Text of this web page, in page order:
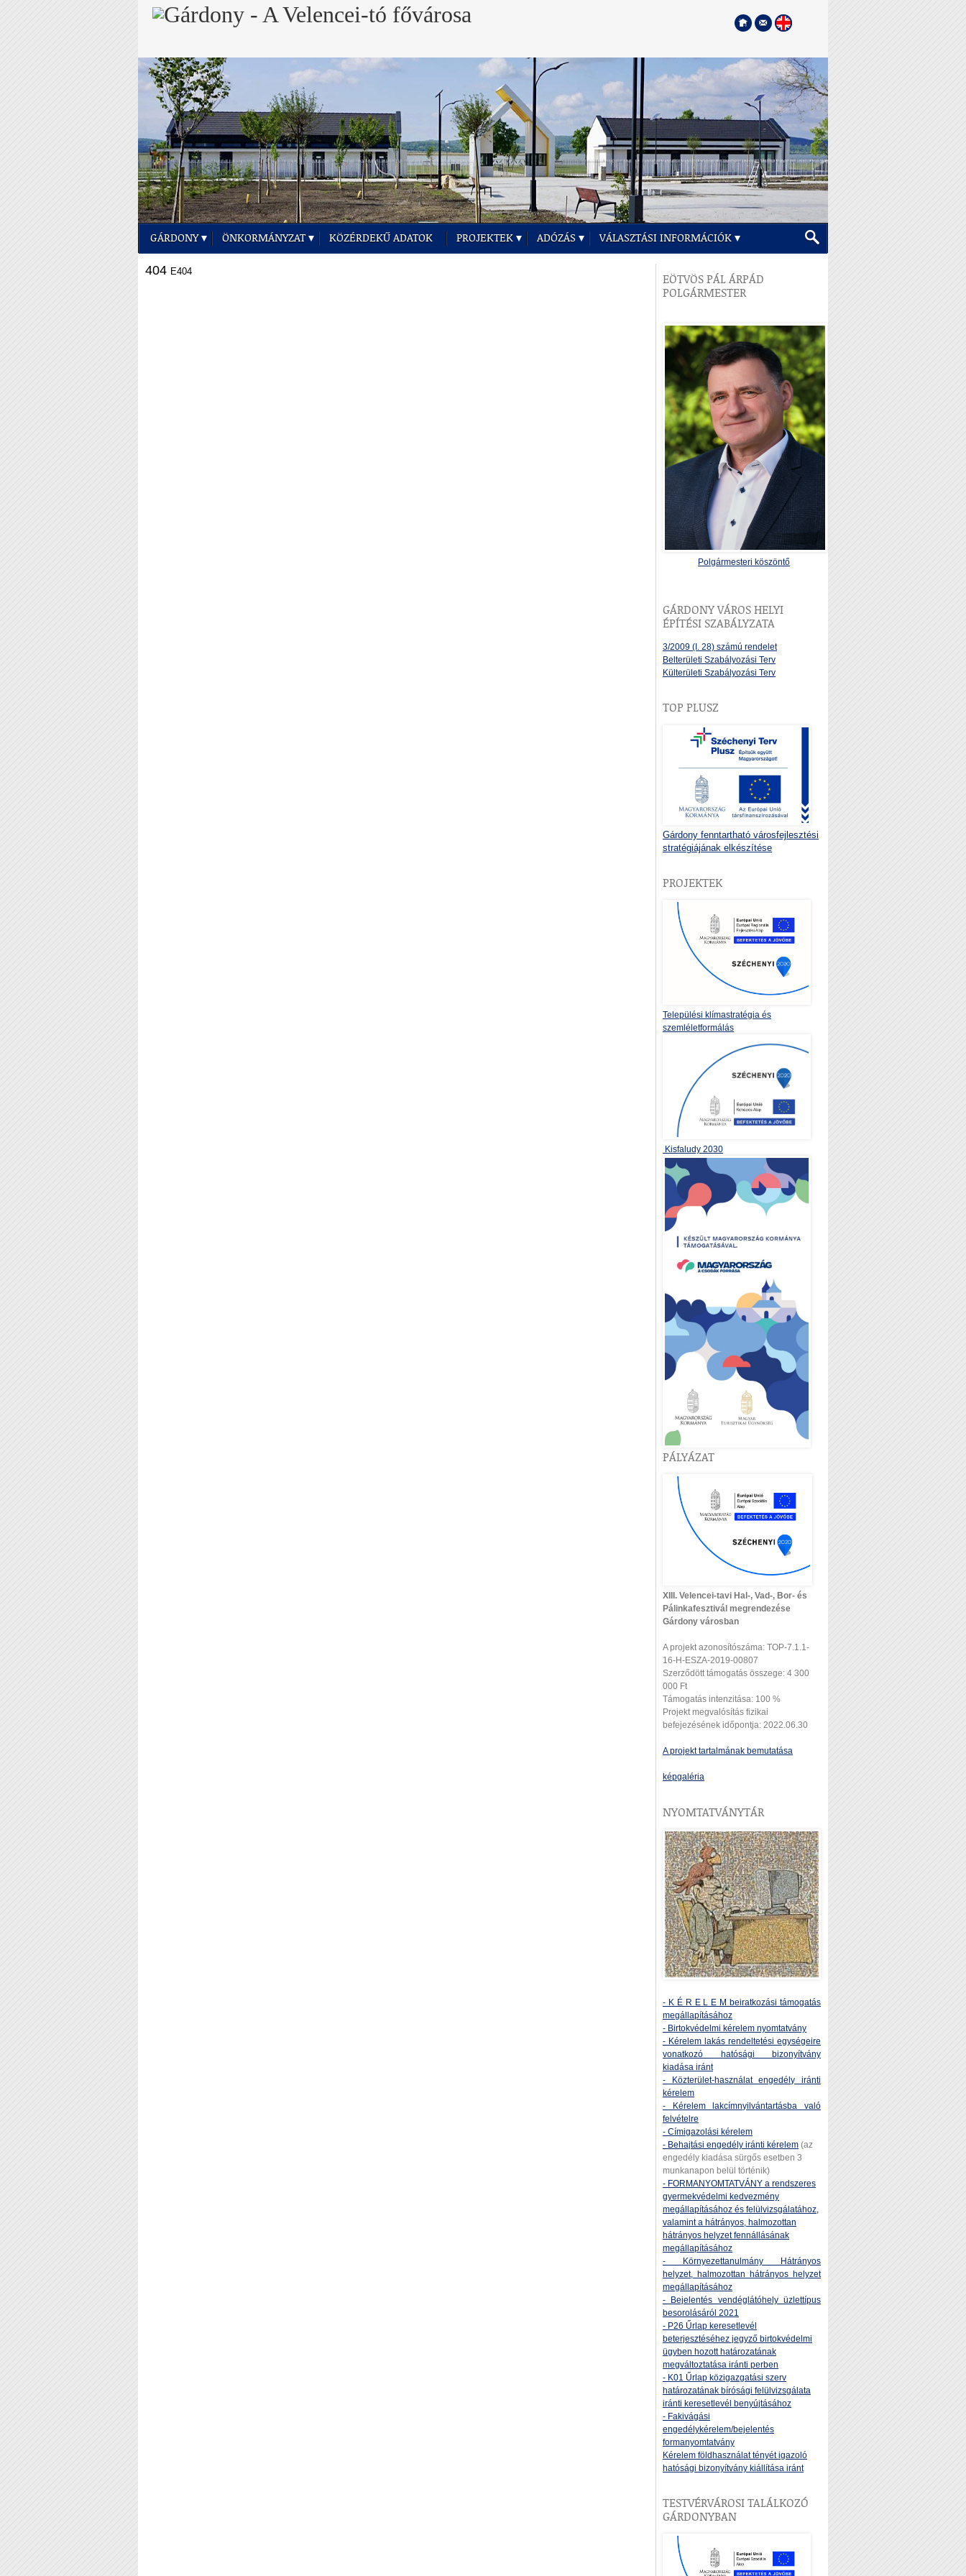
GÁRDONY ÖNKORMÁNYZAT KÖZÉRDEKŰ ADATOK PROJEKTEK ADÓZÁS VÁLASZTÁSI INFORMÁCIÓK
404 E404
EÖTVÖS PÁL ÁRPÁD
POLGÁRMESTER
Polgármesteri köszöntő
GÁRDONY VÁROS HELYI
ÉPÍTÉSI SZABÁLYZATA
3/2009 (I. 28) számú rendelet
Belterületi Szabályozási Terv
Külterületi Szabályozási Terv
TOP PLUSZ
Gárdony fenntartható városfejlesztési
stratégiájának elkészítése
PROJEKTEK
Települési klímastratégia és
szemléletformálás
Kisfaludy 2030
PÁLYÁZAT
XIII. Velencei-tavi Hal-, Vad-, Bor- és
Pálinkafesztivál megrendezése
Gárdony városban
A projekt azonosítószáma: TOP-7.1.1-
16-H-ESZA-2019-00807
Szerződött támogatás összege: 4 300
000 Ft
Támogatás intenzitása: 100 %
Projekt megvalósítás fizikai
befejezésének időpontja: 2022.06.30
A projekt tartalmának bemutatása
képgaléria
NYOMTATVÁNYTÁR
- K É R E L E M beiratkozási támogatás
megállapításához
- Birtokvédelmi kérelem nyomtatvány
- Kérelem lakás rendeltetési egységeire
vonatkozó hatósági bizonyítvány
kiadása iránt
- Közterület-használat engedély iránti
kérelem
- Kérelem lakcímnyilvántartásba való
felvételre
- Címigazolási kérelem
- Behajtási engedély iránti kérelem (az
engedély kiadása sürgős esetben 3
munkanapon belül történik)
- FORMANYOMTATVÁNY a rendszeres
gyermekvédelmi kedvezmény
megállapításához és felülvizsgálatához,
valamint a hátrányos, halmozottan
hátrányos helyzet fennállásának
megállapításához
- Környezettanulmány Hátrányos
helyzet, halmozottan hátrányos helyzet
megállapításához
- Bejelentés vendéglátóhely üzlettípus
besorolásáról 2021
- P26 Űrlap keresetlevél
beterjesztéséhez jegyző birtokvédelmi
ügyben hozott határozatának
megváltoztatása iránti perben
- K01 Űrlap közigazgatási szerv
határozatának bírósági felülvizsgálata
iránti keresetlevél benyújtásához
- Fakivágási
engedélykérelem/bejelentés
formanyomtatvány
Kérelem földhasználat tényét igazoló
hatósági bizonyítvány kiállítása iránt
TESTVÉRVÁROSI TALÁLKOZÓ
GÁRDONYBAN